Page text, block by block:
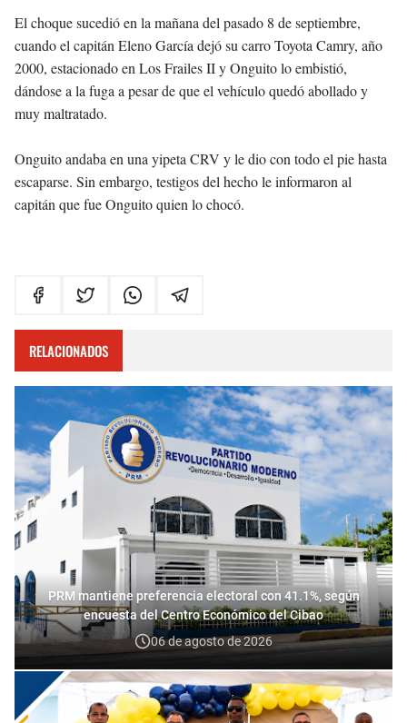
El choque sucedió en la mañana del pasado 8 de septiembre,
cuando el capitán Eleno García dejó su carro Toyota Camry, año
2000, estacionado en Los Frailes II y Onguito lo embistió,
dándose a la fuga a pesar de que el vehículo quedó abollado y
muy maltratado.
Onguito andaba en una yipeta CRV y le dio con todo el pie hasta
escaparse. Sin embargo, testigos del hecho le informaron al
capitán que fue Onguito quien lo chocó.
RELACIONADOS
PRM mantiene preferencia electoral con 41.1%, según
encuesta del Centro Económico del Cibao
06 de agosto de 2026